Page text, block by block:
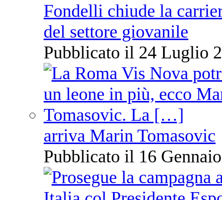
Fondelli chiude la
del settore giovanile
Pubblicato il 24 Luglio
arriva Marin Tomasovic
Pubblicato il 16